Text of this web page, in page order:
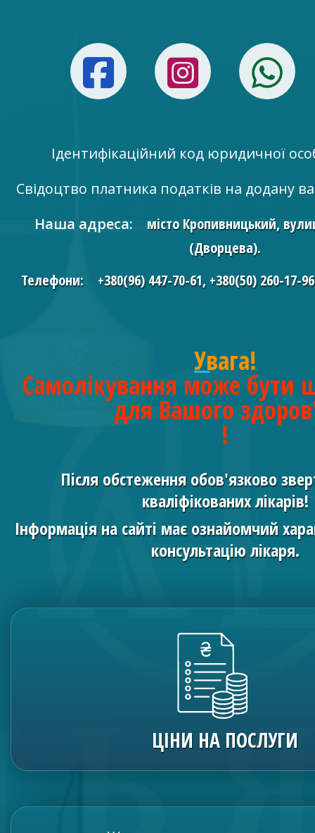
Наша адреса: місто Кропивницький,
(Дворцева).
Телефони: +380(96) 447-70-61, +380(50) 260-17-
Увага!
Самолікування може бути
для Вашого
!
Після обстеження обов'язково
кваліфікованих лікарів!
Інформація на сайті має ознайомчий
консультацію лікаря.
ЦІНИ НА ПОСЛУГИ
Facebook
Ідентифікаційний код юридичної
Свідоцтво платника податків на додану